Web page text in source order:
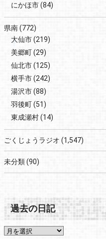
にかほ市(84)
県南(772)
大仙市(219)
美郷町(29)
仙北市(125)
横手市(242)
湯沢市(88)
羽後町(51)
東成瀬村(14)
ごくじょうラジオ (1,547)
未分類(90)
過去の日記